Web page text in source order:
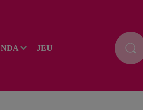
JEU